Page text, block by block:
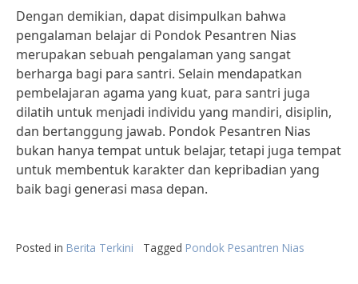
Dengan demikian, dapat disimpulkan bahwa
pengalaman belajar di Pondok Pesantren Nias
merupakan sebuah pengalaman yang sangat
berharga bagi para santri. Selain mendapatkan
pembelajaran agama yang kuat, para santri juga
dilatih untuk menjadi individu yang mandiri, disiplin,
dan bertanggung jawab. Pondok Pesantren Nias
bukan hanya tempat untuk belajar, tetapi juga tempat
untuk membentuk karakter dan kepribadian yang
baik bagi generasi masa depan.
Posted in Berita Terkini Tagged Pondok Pesantren Nias